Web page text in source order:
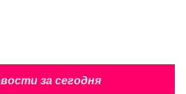
за сегодня